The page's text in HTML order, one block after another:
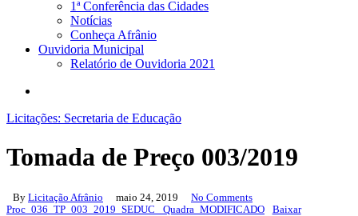
1ª Conferência das Cidades
Notícias
Conheça Afrânio
Ouvidoria Municipal
Relatório de Ouvidoria 2021
Licitações: Secretaria de Educação
Tomada de Preço 003/2019
By Licitação Afrânio maio 24, 2019 No Comments
Proc_036_TP_003_2019_SEDUC_ Quadra_MODIFICADO Baixar